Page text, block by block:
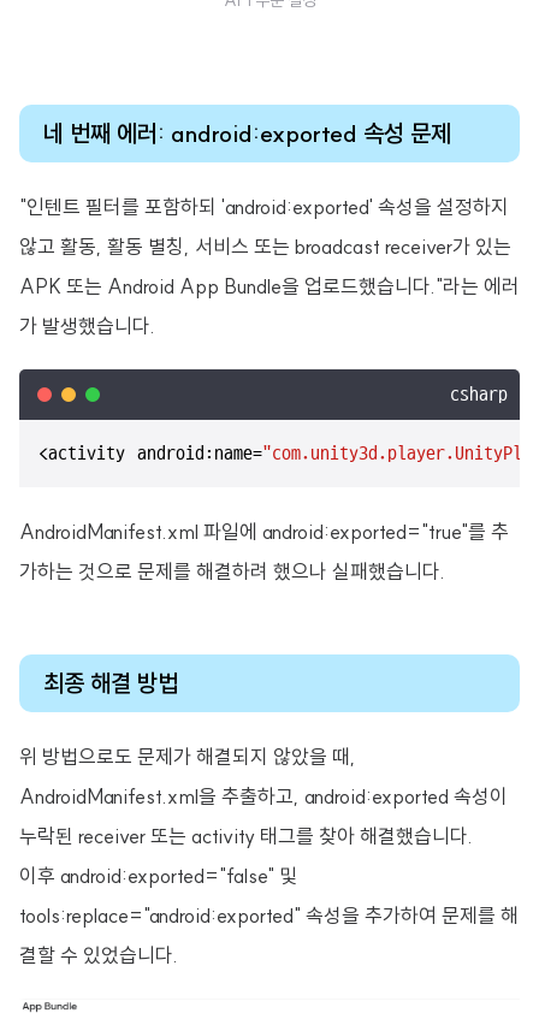
네 번째 에러: android:exported 속성 문제
"인텐트 필터를 포함하되 'android:exported' 속성을 설정하지
않고 활동, 활동 별칭, 서비스 또는 broadcast receiver가 있는
APK 또는 Android App Bundle을 업로드했습니다."라는 에러
가 발생했습니다.
csharp
<activity android:name=
AndroidManifest.xml 파일에 android:exported="true"를 추
가하는 것으로 문제를 해결하려 했으나 실패했습니다.
최종 해결 방법
위 방법으로도 문제가 해결되지 않았을 때,
AndroidManifest.xml을 추출하고, android:exported 속성이
누락된 receiver 또는 activity 태그를 찾아 해결했습니다.
이후 android:exported="false" 및
tools:replace="android:exported" 속성을 추가하여 문제를 해
결할 수 있었습니다.